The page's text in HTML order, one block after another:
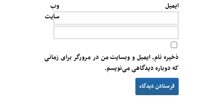
ایمیل
وب‌
سایت
ذخیره نام، ایمیل و وبسایت من در مرورگر برای زمانی
که دوباره دیدگاهی می‌نویسم.